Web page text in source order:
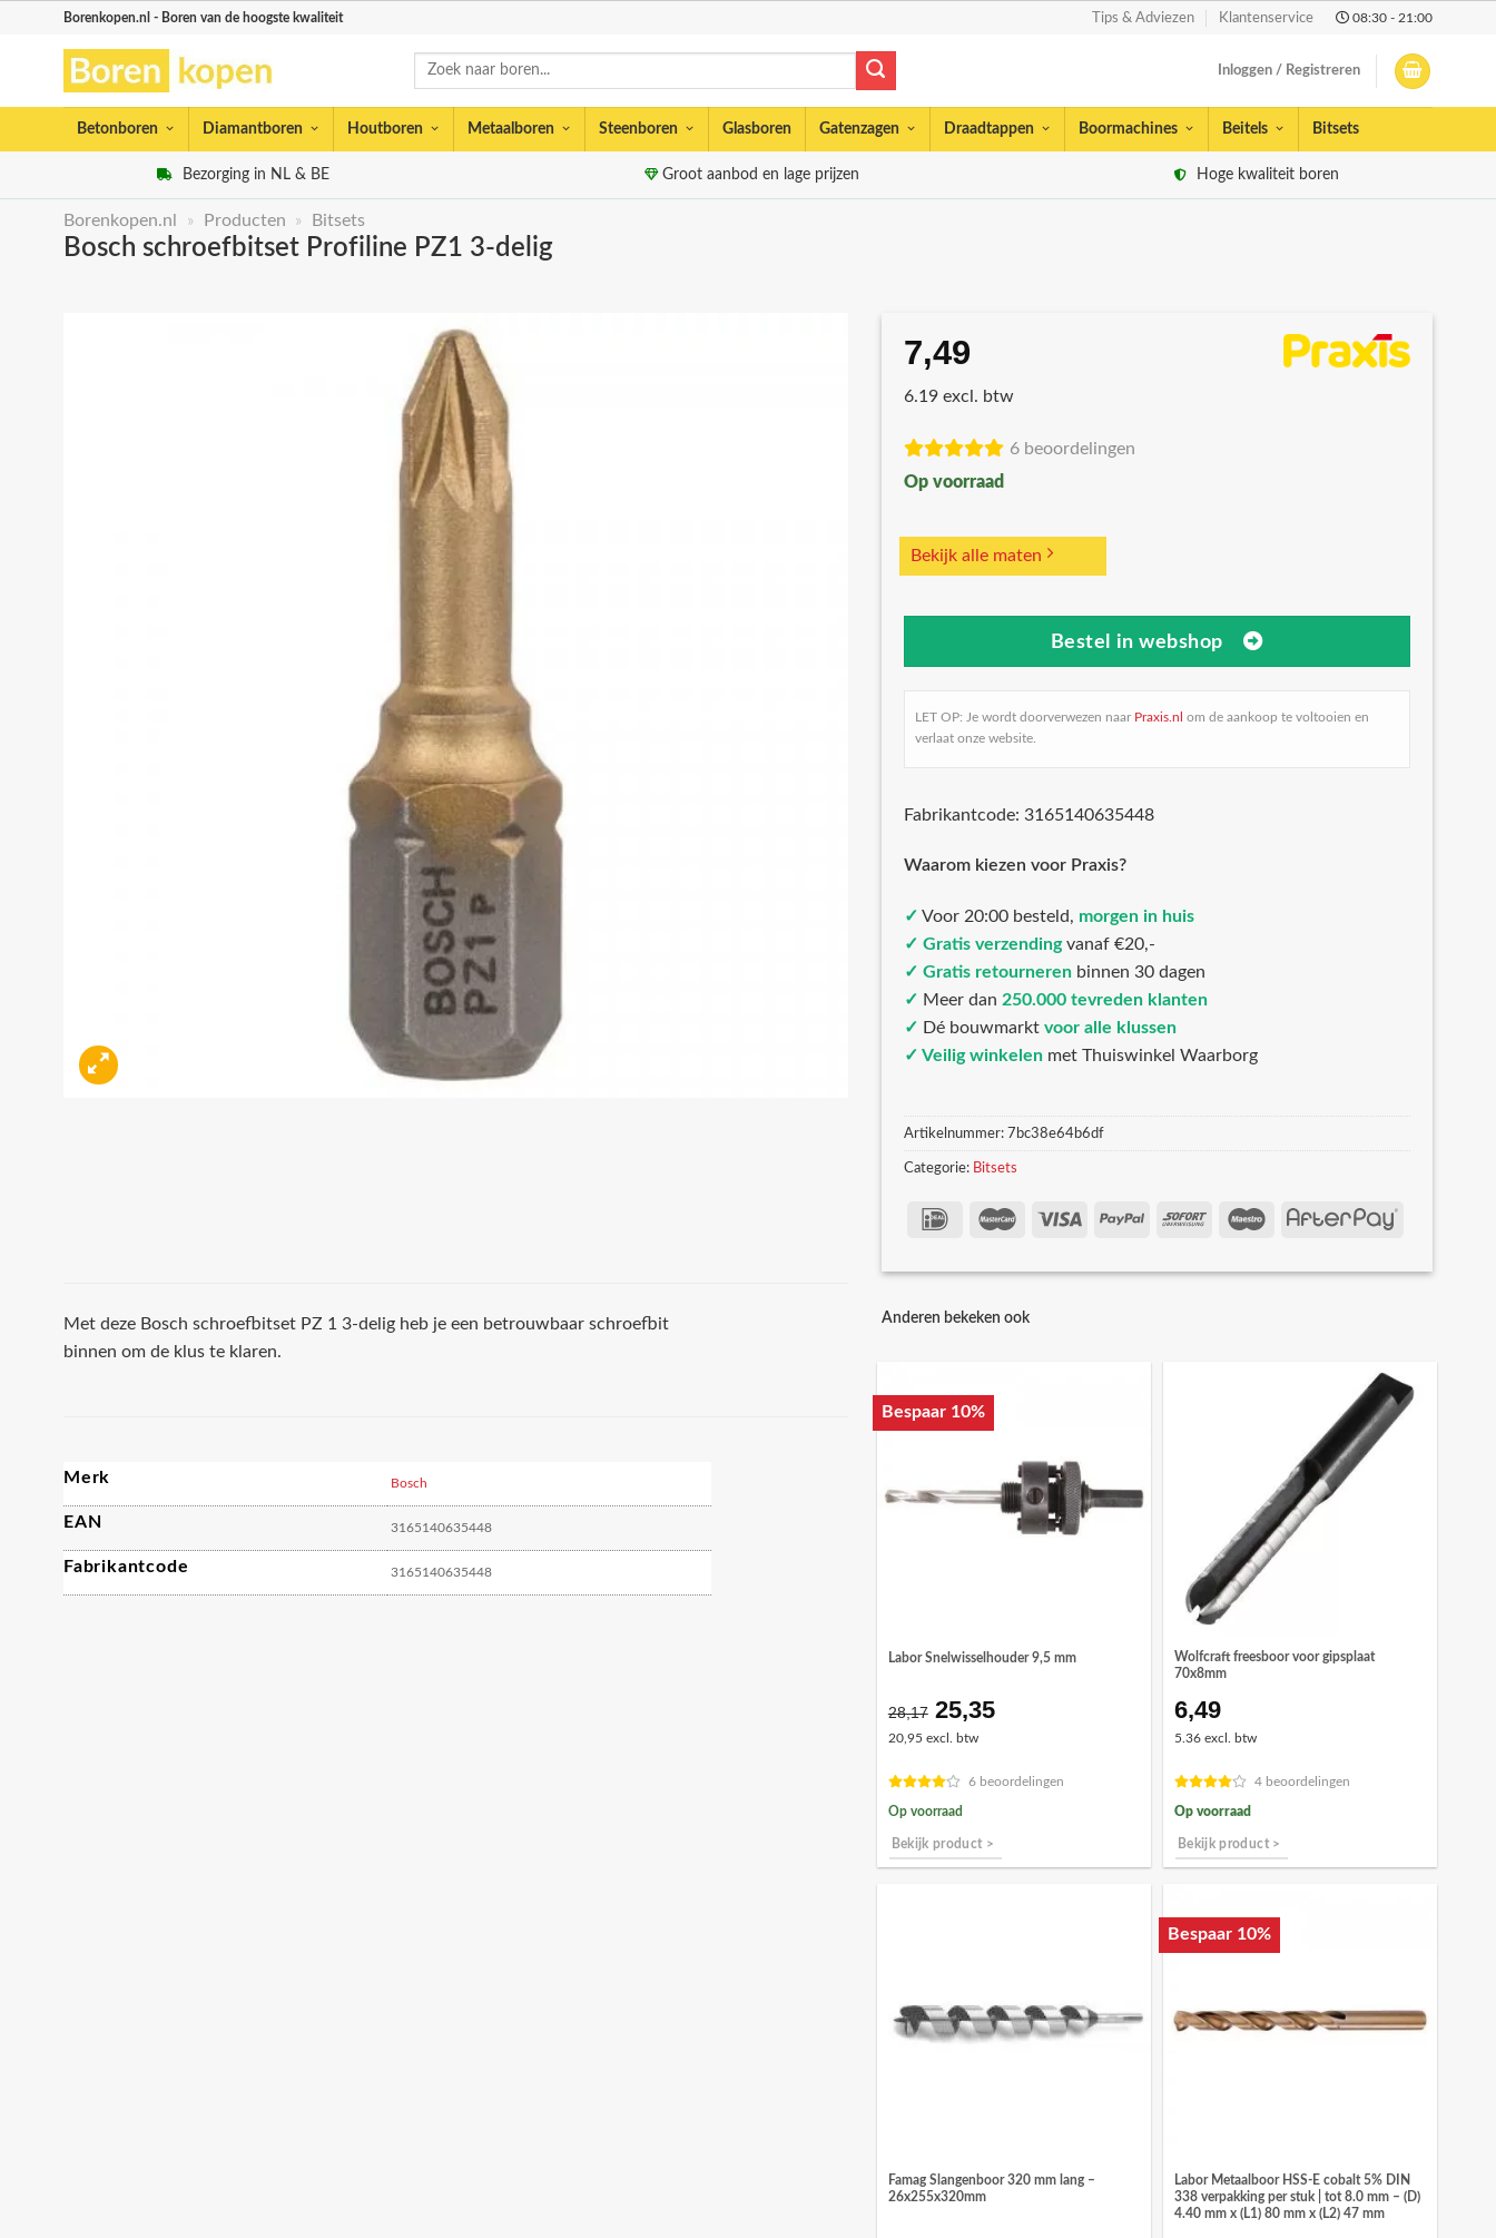
Borenkopen.nl - Boren van de hoogste kwaliteit Tips & Adviezen Klantenservice 08:30 - 21:00
Zoeken
Inloggen / Registreren
Betonboren Diamantboren Houtboren Metaalboren Steenboren Glasboren Gatenzagen Draadtappen Boormachines Beitels Bitsets
Bezorging in NL & BE Groot aanbod en lage prijzen Hoge kwaliteit boren
Borenkopen.nl » Producten » Bitsets
Bosch schroefbitset Profiline PZ1 3-delig
7,49
6.19 excl. btw
6 beoordelingen
Op voorraad
Bekijk alle maten
Bestel in webshop
LET OP: Je wordt doorverwezen naar Praxis.nl om de aankoop te voltooien en
verlaat onze website.
Fabrikantcode: 3165140635448
Waarom kiezen voor Praxis?
✓ Voor 20:00 besteld, morgen in huis
✓ Gratis verzendingvanaf €20,-
✓ Gratis retourneren binnen 30 dagen
✓ Meer dan 250.000 tevreden klanten
✓ Dé bouwmarkt voor alle klussen
✓ Veilig winkelen met Thuiswinkel Waarborg
Artikelnummer: 7bc38e64b6df
Categorie: Bitsets
Met deze Bosch schroefbitset PZ 1 3-delig heb je een betrouwbaar schroefbit
binnen om de klus te klaren.
Merk Bosch
EAN 3165140635448
Fabrikantcode 3165140635448
Anderen bekeken ook
Bespaar 10%
Labor Snelwisselhouder 9,5 mm
28,17 Oorspronkelijke
prijs
€28,17.
25,35Huidige
€25,35.
20,95 excl. btw
6 beoordelingen
Op voorraad
Bekijk product >
Wolfcraft freesboor voor gipsplaat
70x8mm
6,49
5.36 excl. btw
4 beoordelingen
Op voorraad
Bekijk product >
Famag Slangenboor 320 mm lang –
26x255x320mm
Bespaar 10%
Labor Metaalboor HSS-E cobalt 5% DIN
338 verpakking per stuk | tot 8.0 mm – (D)
4.40 mm x (L1) 80 mm x (L2) 47 mm